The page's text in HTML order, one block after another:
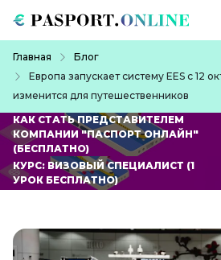
Главная
Блог
Европа запускает систему EES с 12
изменится для путешественников
КАК СТАТЬ ПРЕДСТАВИТЕЛЕМ
КОМПАНИИ "ПАСПОРТ ОНЛАЙН"
(БЕСПЛАТНО)
КУРС: ВИЗОВЫЙ СПЕЦИАЛИСТ (1
УРОК БЕСПЛАТНО)